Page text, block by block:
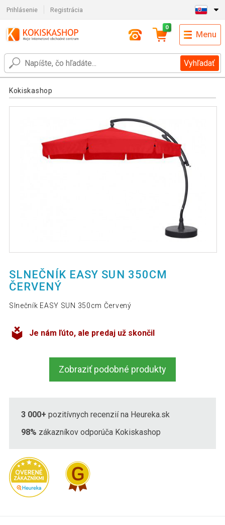
Prihlásenie Registrácia
Vyhľadať
0
Menu
Kokiskashop
SLNEČNÍK EASY SUN 350CM
ČERVENÝ
Slnečník EASY SUN 350cm Červený
Je nám ľúto, ale predaj už skončil
Zobraziť podobné produkty
3 000+ pozitívnych recenzií na Heureka.sk
98% zákazníkov odporúča Kokiskashop